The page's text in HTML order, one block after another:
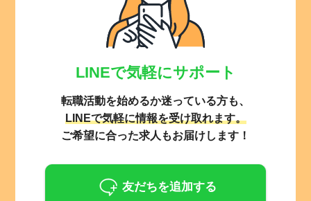
LINEで気軽にサポート
転職活動を始めるか迷っている方も、
LINEで気軽に情報を受け取れます。
ご希望に合った求人もお届けします！
友だちを追加する